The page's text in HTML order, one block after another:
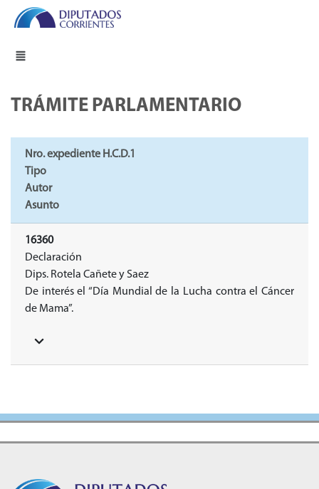
TRÁMITE PARLAMENTARIO
Nro. expediente H.C.D.1
Tipo
Autor
Asunto
16360
Declaración
Dips. Rotela Cañete y Saez
De interés el “Día Mundial de la Lucha contra el Cáncer
de Mama”.